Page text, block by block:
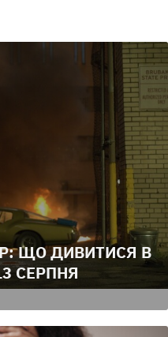
ЩО ДИВИТИСЯ В
СЕРПНЯ